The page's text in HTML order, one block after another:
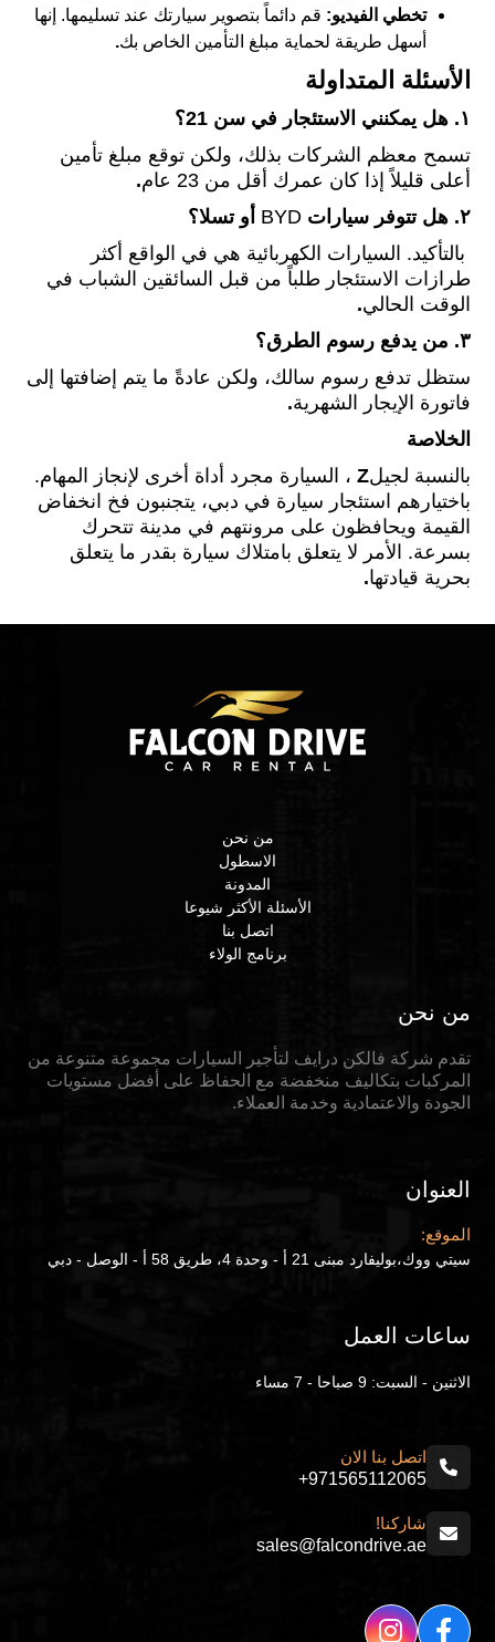
تخطي الفيديو: قم دائماً بتصوير سيارتك عند تسليمها. إنها
أسهل طريقة لحماية مبلغ التأمين الخاص بك.
الأسئلة المتداولة
١.
هل يمكنني الاستئجار في سن 21؟
تسمح معظم الشركات بذلك، ولكن توقع مبلغ تأمين
أعلى قليلاً إذا كان عمرك أقل من 23 عام
.
٢. هل تتوفر سيارات BYD أو تسلا؟
بالتأكيد. السيارات الكهربائية هي في الواقع أكثر
طرازات الاستئجار طلباً من قبل السائقين الشباب في
الوقت الحالي.
۳. من يدفع رسوم الطرق؟
ستظل تدفع رسوم سالك، ولكن عادةً ما يتم إضافتها إلى
فاتورة الإيجار الشهرية.
الخلاصة
بالنسبة لجيلZ ، السيارة مجرد أداة أخرى لإنجاز المهام.
باختيارهم استئجار سيارة في دبي، يتجنبون فخ انخفاض
القيمة ويحافظون على مرونتهم في مدينة تتحرك
بسرعة. الأمر لا يتعلق بامتلاك سيارة بقدر ما يتعلق
بحرية قيادتها.
من نحن
الاسطول
المدونة
الأسئلة الأكثر شيوعا
اتصل بنا
برنامج الولاء
من نحن
تقدم شركة فالكن درايف لتأجير السيارات مجموعة متنوعة من
المركبات بتكاليف منخفضة مع الحفاظ على أفضل مستويات
الجودة والاعتمادية وخدمة العملاء.
العنوان
الموقع:
سيتي ووك،بوليفارد مبنى 21 أ - وحدة 4، طريق 58 أ - الوصل - دبي
ساعات العمل
الاثنين - السبت: 9 صباحا - 7 مساء
اتصل بنا الان
+971565112065
شاركنا!
sales@falcondrive.ae